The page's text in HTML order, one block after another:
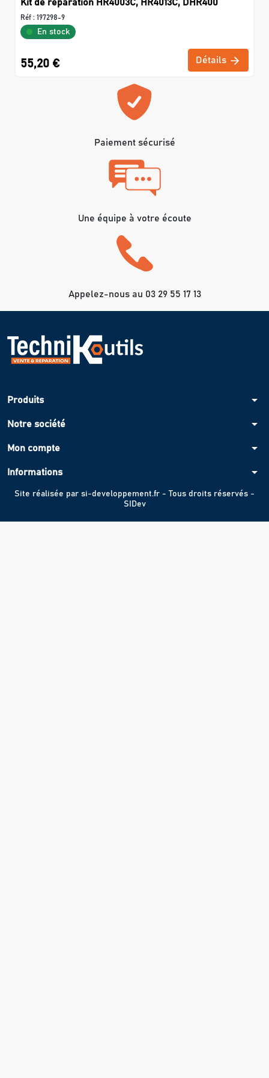
Kit de réparation HR4003C, HR4013C, DHR400
Réf : 197298-9
En stock
55,20 € Détails
Paiement sécurisé
Une équipe à votre écoute
Appelez-nous au 03 29 55 17 13
Produits arrow_drop_down
Notre société arrow_drop_down
Mon compte arrow_drop_down
Informations arrow_drop_down
Site réalisée par si-developpement.fr - Tous droits réservés -
SIDev